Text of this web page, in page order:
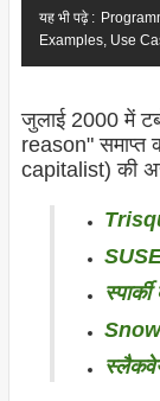
यह भी पढ़े :
Examples, Use
जुलाई 2000 में
reason" समाप्त
capitalist) की